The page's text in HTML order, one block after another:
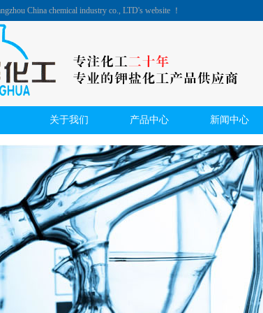
China chemical industry co., LTD's website ！
关于我们 产品中心 新闻中心